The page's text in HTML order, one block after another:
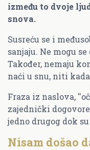
između to dvoje
snova.
Susreću se i
sanjaju. Ne mogu
Također, nemaju
naći u snu, niti
Fraza iz naslova,
zajednički
jedno drugog dok
Nisam došao